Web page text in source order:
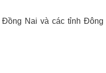
Nai và các tỉnh Đông